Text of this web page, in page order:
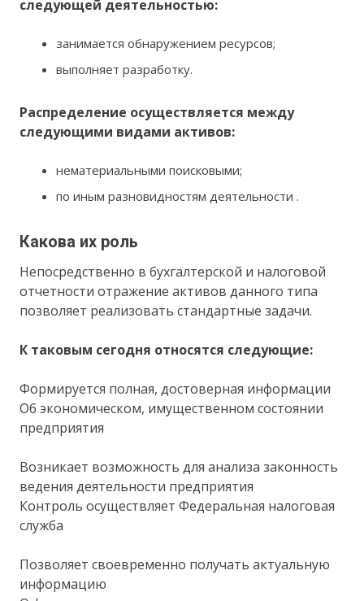
следующей деятельностью:
занимается обнаружением ресурсов;
выполняет разработку.
Распределение осуществляется между
следующими видами активов:
нематериальными поисковыми;
по иным разновидностям деятельности .
Какова их роль
Непосредственно в бухгалтерской и налоговой
отчетности отражение активов данного типа
позволяет реализовать стандартные задачи.
К таковым сегодня относятся следующие:
Формируется полная, достоверная информации
Об экономическом, имущественном состоянии
предприятия
Возникает возможность для анализа законность
ведения деятельности предприятия
Контроль осуществляет Федеральная налоговая
служба
Позволяет своевременно получать актуальную
информацию